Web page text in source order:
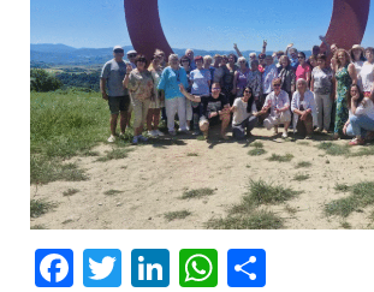
Facebook
Twitter
LinkedIn
WhatsApp